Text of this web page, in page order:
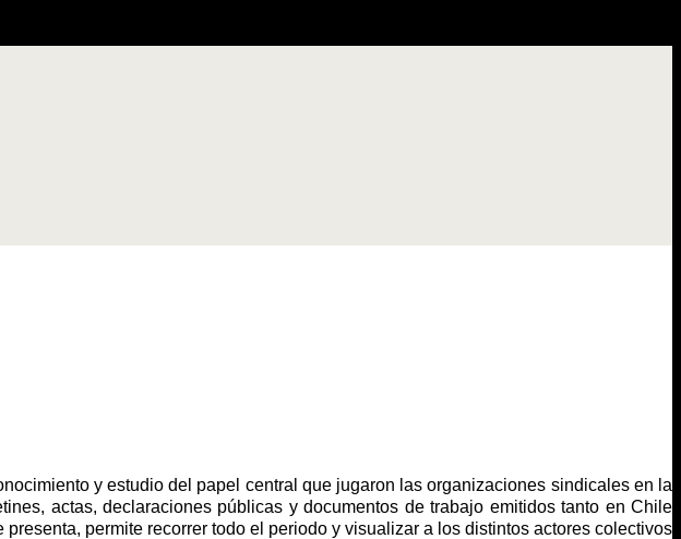
y estudio del papel central que jugaron las organizaciones sindicales en la
actas, declaraciones públicas y documentos de trabajo emitidos tanto en Chile
permite recorrer todo el periodo y visualizar a los distintos actores colectivos